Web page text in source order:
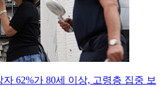
62%가 80세 이상, 고령층 집중 보